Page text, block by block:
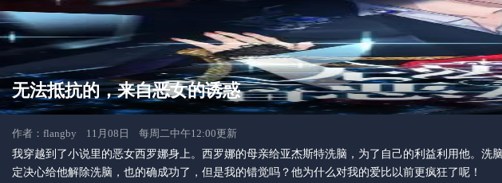
无法抵抗的，来自恶女的诱惑
作者：flangby 11月08日 每周二中午12:00更新
我穿越到了小说里的恶女西罗娜身上。西罗娜的母亲给亚杰斯特洗脑，为了自己的利益利用他。
定决心给他解除洗脑，也的确成功了，但是我的错觉吗？他为什么对我的爱比以前更疯狂了呢！